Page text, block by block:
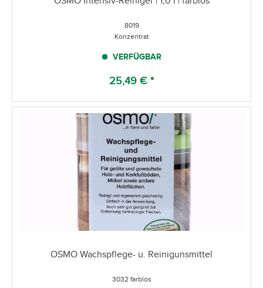
8019
Konzentrat
VERFÜGBAR
25,49 € *
OSMO Wachspflege- u. Reinigunsmittel
3032 farblos